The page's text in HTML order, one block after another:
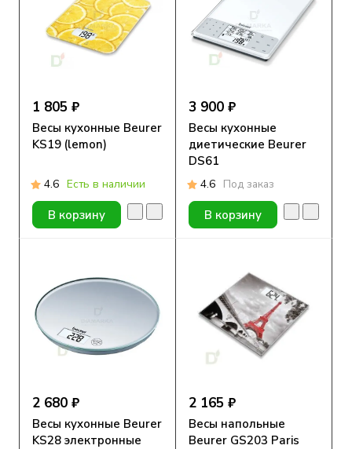
1 805 ₽
Весы кухонные Beurer
KS19 (lemon)
4.6 Есть в наличии
В корзину
3 900 ₽
Весы кухонные
диетические Beurer
DS61
4.6 Под заказ
В корзину
2 680 ₽
Весы кухонные Beurer
KS28 электронные
2 165 ₽
Весы напольные
Beurer GS203 Paris